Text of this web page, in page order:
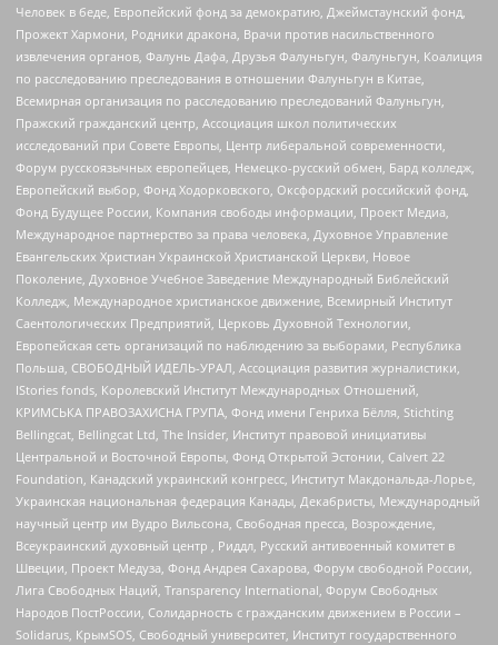
Человек в беде, Европейский фонд за демократию, Джеймстаунский фонд,
Прожект Хармони, Родники дракона, Врачи против насильственного
извлечения органов, Фалунь Дафа, Друзья Фалуньгун, Фалуньгун, Коалиция
по расследованию преследования в отношении Фалуньгун в Китае,
Всемирная организация по расследованию преследований Фалуньгун,
Пражский гражданский центр, Ассоциация школ политических
исследований при Совете Европы, Центр либеральной современности,
Форум русскоязычных европейцев, Немецко-русский обмен, Бард колледж,
Европейский выбор, Фонд Ходорковского, Оксфордский российский фонд,
Фонд Будущее России, Компания свободы информации, Проект Медиа,
Международное партнерство за права человека, Духовное Управление
Евангельских Христиан Украинской Христианской Церкви, Новое
Поколение, Духовное Учебное Заведение Международный Библейский
Колледж, Международное христианское движение, Всемирный Институт
Саентологических Предприятий, Церковь Духовной Технологии,
Европейская сеть организаций по наблюдению за выборами, Республика
Польша, СВОБОДНЫЙ ИДЕЛЬ-УРАЛ, Ассоциация развития журналистики,
IStories fonds, Королевский Институт Международных Отношений,
КРИМСЬКА ПРАВОЗАХИСНА ГРУПА, Фонд имени Генриха Бёлля, Stichting
Bellingcat, Bellingcat Ltd, The Insider, Институт правовой инициативы
Центральной и Восточной Европы, Фонд Открытой Эстонии, Calvert 22
Foundation, Канадский украинский конгресс, Институт Макдональда-Лорье,
Украинская национальная федерация Канады, Декабристы, Международный
научный центр им Вудро Вильсона, Свободная пресса, Возрождение,
Всеукраинский духовный центр , Риддл, Русский антивоенный комитет в
Швеции, Проект Медуза, Фонд Андрея Сахарова, Форум свободной России,
Лига Свободных Наций, Transparеncy International, Форум Свободных
Народов ПостРоссии, Солидарность с гражданским движением в России –
Solidarus, КрымSOS, Свободный университет, Институт государственного